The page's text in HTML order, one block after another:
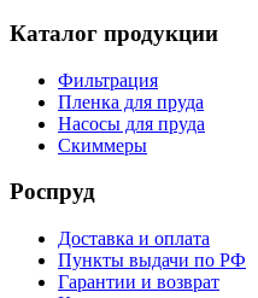
Каталог продукции
Фильтрация
Пленка для пруда
Насосы для пруда
Скиммеры
Роспруд
Доставка и оплата
Пункты выдачи по РФ
Гарантии и возврат